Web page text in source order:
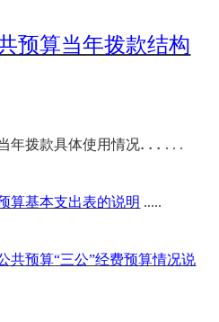
预算当年拨款结构
年拨款具体使用情况. . . . . .
算基本支出表的说明 .....
共预算“三公”经费预算情况说